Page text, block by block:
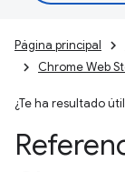
Página principal
Chrome Web
¿Te ha resultado